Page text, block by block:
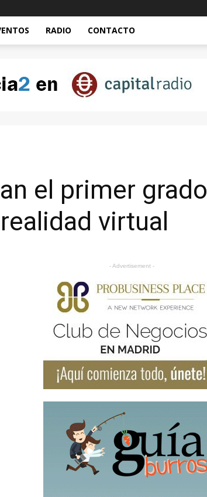
RADIO CONTACTO
el primer grado
virtual
- Advertisement -